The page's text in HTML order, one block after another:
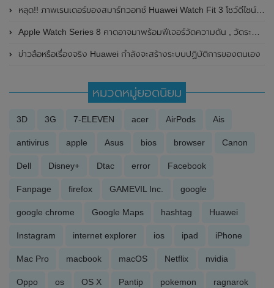
หลุด!! ภาพเรนเดอร์ของสมาร์ทวอทช์ Huawei Watch Fit 3 โชว์ดีไซน์คล้าย Apple Watch
Apple Watch Series 8 คาดอาจมาพร้อมฟีเจอร์วัดความดัน , วัดระดับน้ำตาล และวัดระดับแอลกอฮอล์ในเลือด
ข่าวลือหรือเรื่องจริง Huawei กำลังจะสร้างระบบปฏิบัติการของตนเอง
หมวดหมู่ยอดนิยม
3D 3G 7-ELEVEN acer AirPods Ais
antivirus apple Asus bios browser Canon
Dell Disney+ Dtac error Facebook
Fanpage firefox GAMEVIL Inc. google
google chrome Google Maps hashtag Huawei
Instagram internet explorer ios ipad iPhone
Mac Pro macbook macOS Netflix nvidia
Oppo os OS X Pantip pokemon ragnarok